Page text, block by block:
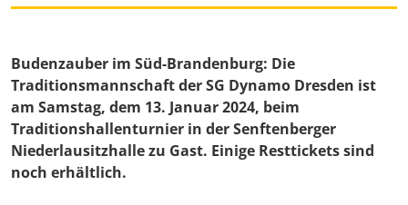
Budenzauber im Süd-Brandenburg: Die
Traditionsmannschaft der SG Dynamo Dresden ist
am Samstag, dem 13. Januar 2024, beim
Traditionshallenturnier in der Senftenberger
Niederlausitzhalle zu Gast. Einige Resttickets sind
noch erhältlich.